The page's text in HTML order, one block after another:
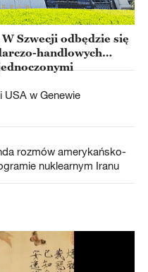
Szwecji odbędzie się
handlowych
USA w Genewie
rozmów amerykańsko-
nuklearnym Iranu